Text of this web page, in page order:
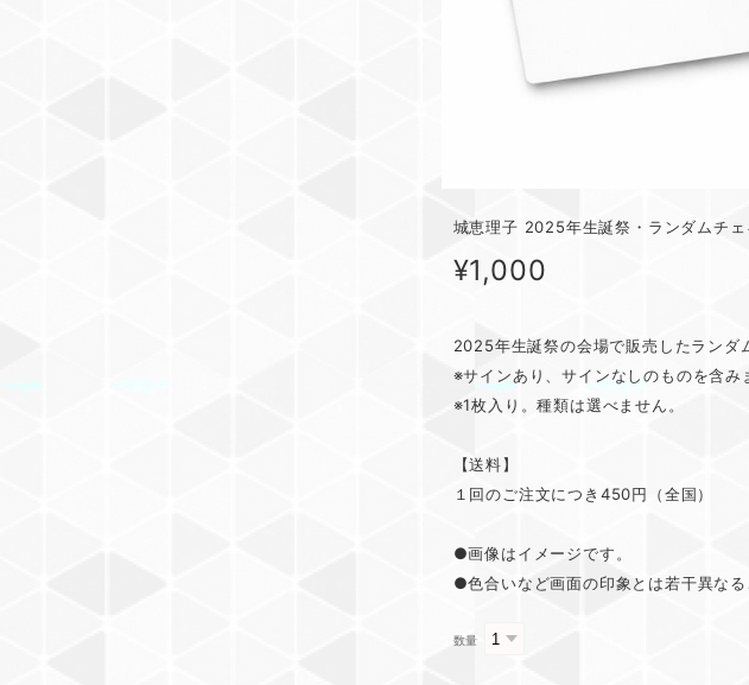
城恵理子 2025年生誕祭・ランダムチェ
¥1,000
2025年生誕祭の会場で販売したランダ
※サインあり、サインなしのものを含み
※1枚入り。種類は選べません。
【送料】
１回のご注文につき450円（全国）
●画像はイメージです。
●色合いなど画面の印象とは若干異なる
数量